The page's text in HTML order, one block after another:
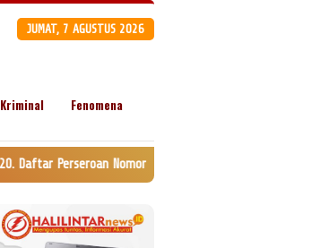
JUMAT, 7 AGUSTUS 2026
Kriminal
Fenomena
Nomor AHU-0120147.AH.01.11. Tanggal 24 Juli